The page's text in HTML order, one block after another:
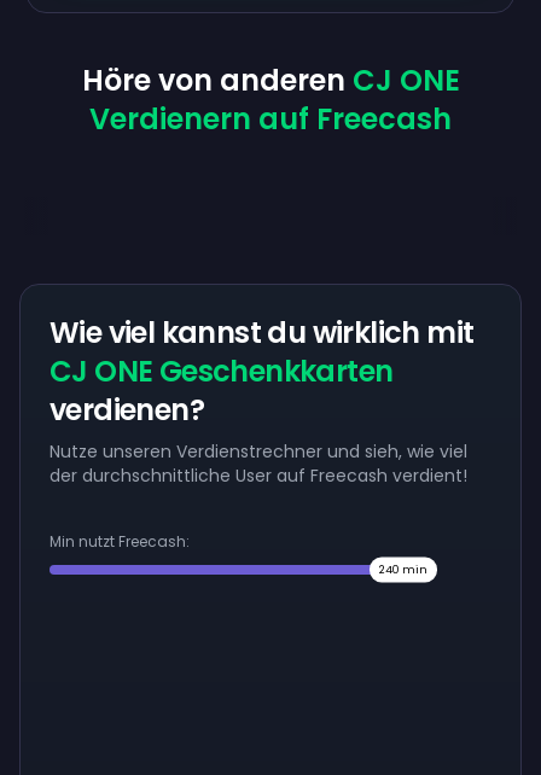
Höre von anderen CJ ONE
Verdienern auf Freecash
Wie viel kannst du wirklich mit
CJ ONE Geschenkkarten
verdienen?
Nutze unseren Verdienstrechner und sieh, wie viel
der durchschnittliche User auf Freecash verdient!
Min nutzt Freecash:
240 min